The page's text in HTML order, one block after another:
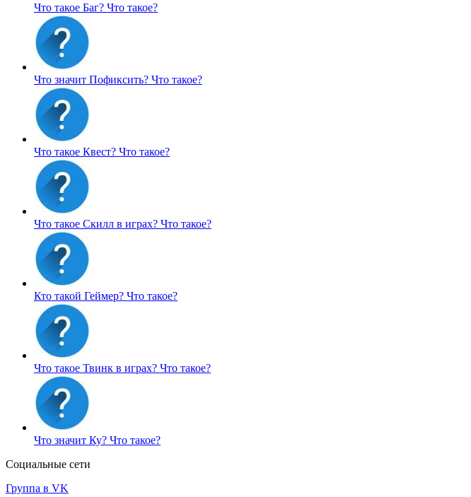
Что такое Баг? Что такое?
Что значит Пофиксить? Что такое?
Что такое Квест? Что такое?
Что такое Скилл в играх? Что такое?
Кто такой Геймер? Что такое?
Что такое Твинк в играх? Что такое?
Что значит Ку? Что такое?
Социальные сети
Группа в VK